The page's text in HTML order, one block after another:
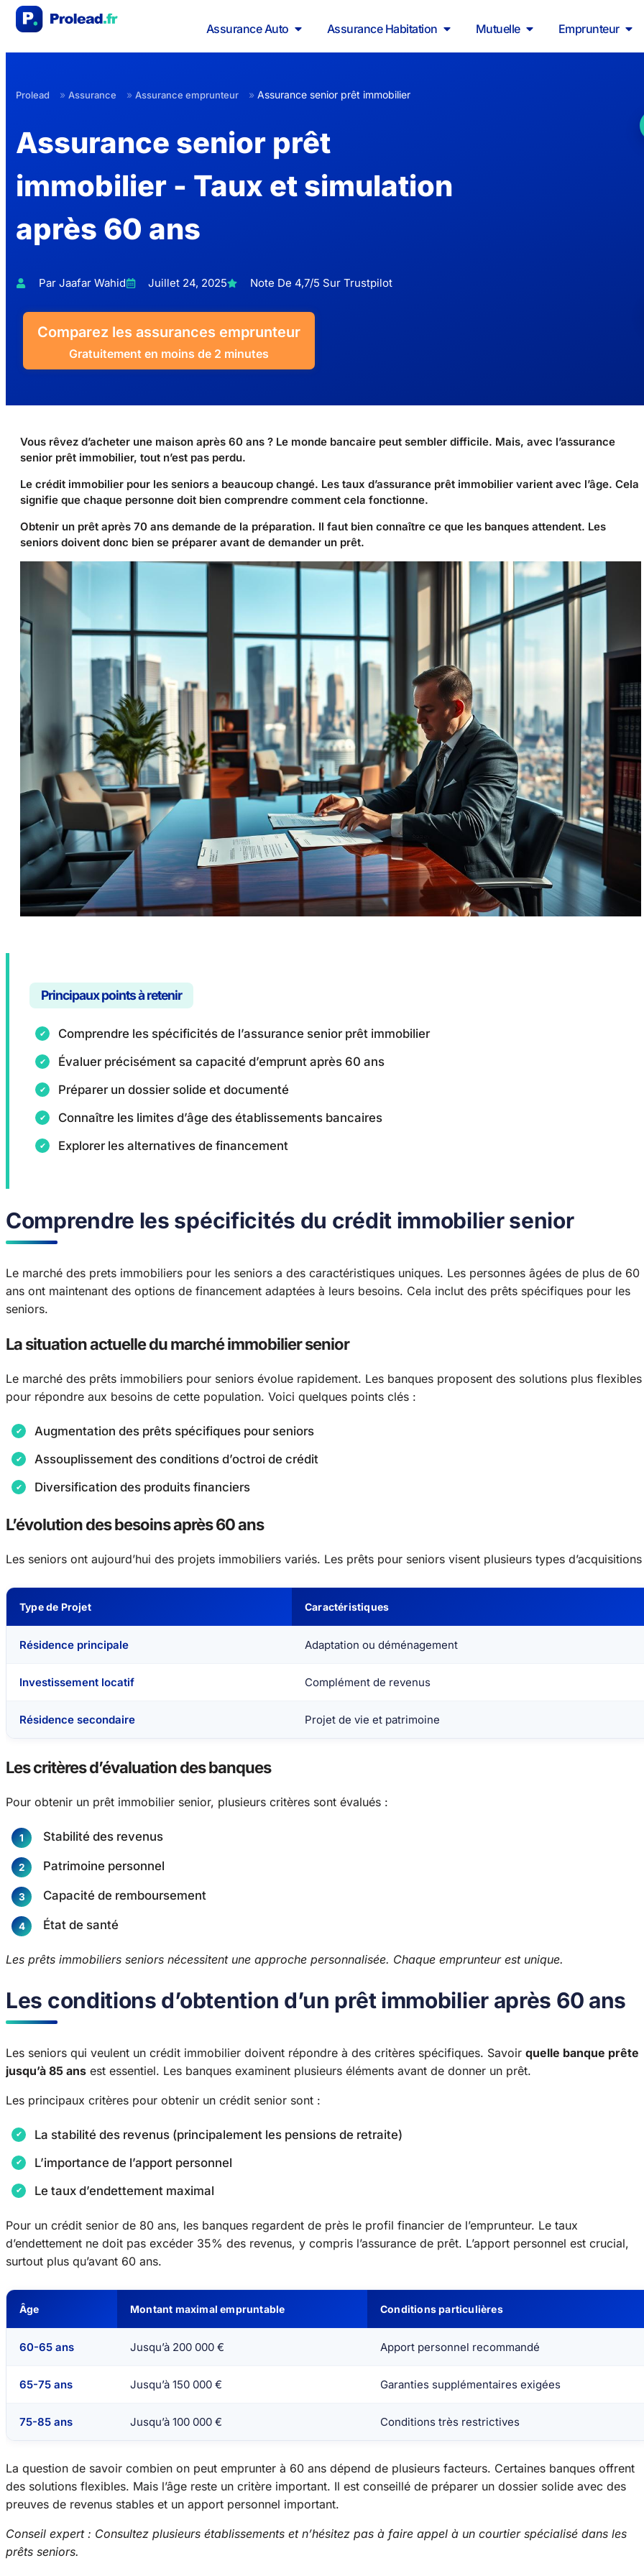
Assurance Auto Assurance Habitation Mutuelle Emprunteur
Prolead » Assurance » Assurance emprunteur » Assurance senior prêt immobilier
Assurance senior prêt
immobilier - Taux et simulation
après 60 ans
Par Jaafar Wahid Juillet 24, 2025 Note De 4,7/5 Sur Trustpilot
Comparez les assurances emprunteur
Gratuitement en moins de 2 minutes
Vous rêvez d’acheter une maison après 60 ans ? Le monde bancaire peut sembler difficile. Mais, avec l’assurance
senior prêt immobilier, tout n’est pas perdu.
Le crédit immobilier pour les seniors a beaucoup changé. Les taux d’assurance prêt immobilier varient avec l’âge. Cela
signifie que chaque personne doit bien comprendre comment cela fonctionne.
Obtenir un prêt après 70 ans demande de la préparation. Il faut bien connaître ce que les banques attendent. Les
seniors doivent donc bien se préparer avant de demander un prêt.
Principaux points à retenir
Comprendre les spécificités de l’assurance senior prêt immobilier
Évaluer précisément sa capacité d’emprunt après 60 ans
Préparer un dossier solide et documenté
Connaître les limites d’âge des établissements bancaires
Explorer les alternatives de financement
Comprendre les spécificités du crédit immobilier senior
Le marché des prets immobiliers pour les seniors a des caractéristiques uniques. Les personnes âgées de plus de 60
ans ont maintenant des options de financement adaptées à leurs besoins. Cela inclut des prêts spécifiques pour les
seniors.
La situation actuelle du marché immobilier senior
Le marché des prêts immobiliers pour seniors évolue rapidement. Les banques proposent des solutions plus flexibles
pour répondre aux besoins de cette population. Voici quelques points clés :
Augmentation des prêts spécifiques pour seniors
Assouplissement des conditions d’octroi de crédit
Diversification des produits financiers
L’évolution des besoins après 60 ans
Les seniors ont aujourd’hui des projets immobiliers variés. Les prêts pour seniors visent plusieurs types
Type de Projet Caractéristiques
Résidence principale Adaptation ou déménagement
Investissement locatif Complément de revenus
Résidence secondaire Projet de vie et patrimoine
Les critères d’évaluation des banques
Pour obtenir un prêt immobilier senior, plusieurs critères sont évalués :
Stabilité des revenus
Patrimoine personnel
Capacité de remboursement
État de santé
Les prêts immobiliers seniors nécessitent une approche personnalisée. Chaque emprunteur est unique.
Les conditions d’obtention d’un prêt immobilier après 60 ans
Les seniors qui veulent un crédit immobilier doivent répondre à des critères spécifiques. Savoir quelle banque prête
jusqu’à 85 ans est essentiel. Les banques examinent plusieurs éléments avant de donner un prêt.
Les principaux critères pour obtenir un crédit senior sont :
La stabilité des revenus (principalement les pensions de retraite)
L’importance de l’apport personnel
Le taux d’endettement maximal
Pour un crédit senior de 80 ans, les banques regardent de près le profil financier de l’emprunteur. Le taux
d’endettement ne doit pas excéder 35% des revenus, y compris l’assurance de prêt. L’apport personnel est crucial,
surtout plus qu’avant 60 ans.
Âge Montant maximal empruntable Conditions particulières
60-65 ans Jusqu’à 200 000 € Apport personnel recommandé
65-75 ans Jusqu’à 150 000 € Garanties supplémentaires exigées
75-85 ans Jusqu’à 100 000 € Conditions très restrictives
La question de savoir combien on peut emprunter à 60 ans dépend de plusieurs facteurs. Certaines banques offrent
des solutions flexibles. Mais l’âge reste un critère important. Il est conseillé de préparer un dossier solide avec des
preuves de revenus stables et un apport personnel important.
Conseil expert : Consultez plusieurs établissements et n’hésitez pas à faire appel à un courtier spécialisé dans les
prêts seniors.